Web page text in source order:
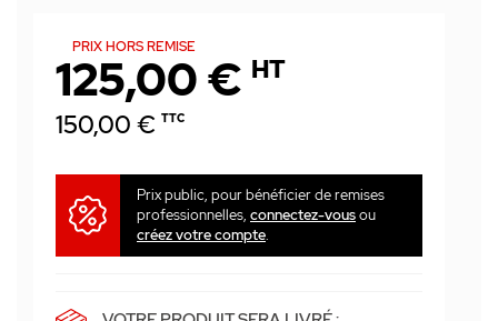
PRIX HORS REMISE
125,00 € HT
150,00 € TTC
Prix public, pour bénéficier de remises
professionnelles, connectez-vousou
créez votre compte.